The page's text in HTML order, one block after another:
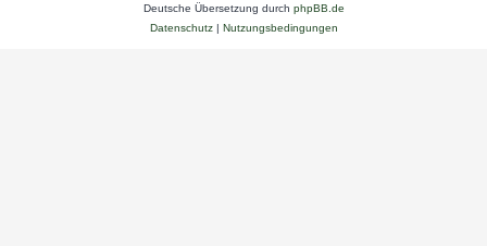
Deutsche Übersetzung durch phpBB.de
Datenschutz| Nutzungsbedingungen